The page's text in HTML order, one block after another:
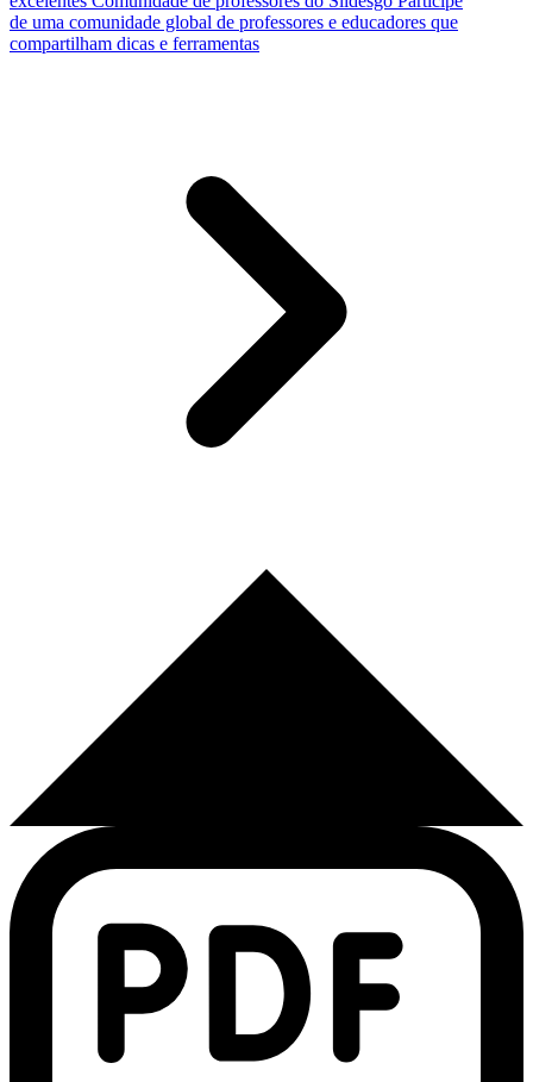
de uma comunidade global de professores e educadores que
compartilham dicas e ferramentas